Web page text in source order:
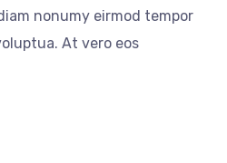
nonumy eirmod tempor
At vero eos